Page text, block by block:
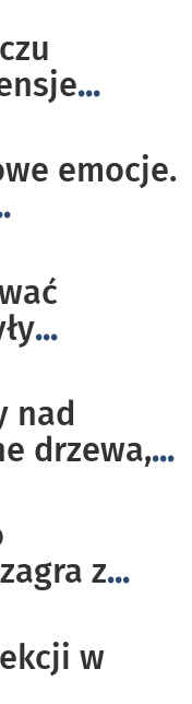
...
emocje.
...
nad
drzewa,...
z...
w